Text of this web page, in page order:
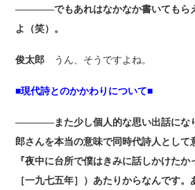
――――でもあれはなかなか書いてもら
よ（笑）。
俊太郎 うん、そうですよね。
■現代詩とのかかわりについて■
――――また少し個人的な思い出話にな
郎さんを本当の意味で同時代詩人として
『夜中に台所で僕はきみに話しかけた
［一九七五年］）あたりからなんです